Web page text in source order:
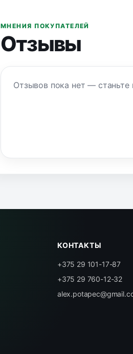
МНЕНИЯ ПОКУПАТЕЛЕЙ
Отзывы
Отзывов пока нет —
КОНТАКТЫ
+375 29 101-17-87
+375 29 760-12-32